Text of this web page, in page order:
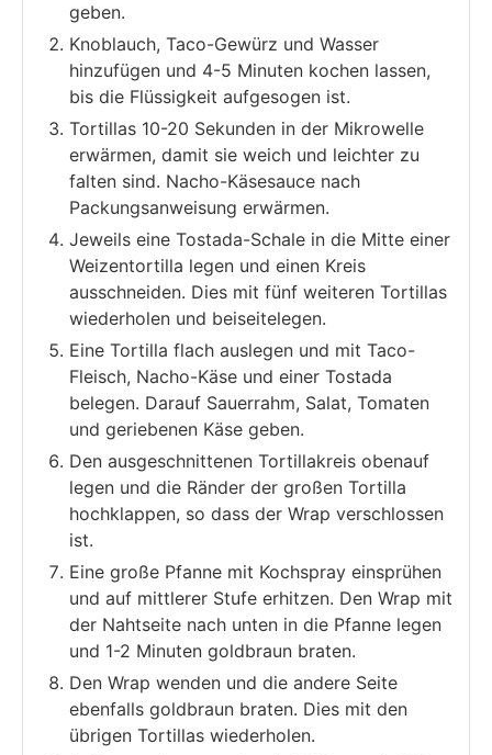
geben.
Knoblauch, Taco-Gewürz und Wasser
hinzufügen und 4-5 Minuten kochen lassen,
bis die Flüssigkeit aufgesogen ist.
Tortillas 10-20 Sekunden in der Mikrowelle
erwärmen, damit sie weich und leichter zu
falten sind. Nacho-Käsesauce nach
Packungsanweisung erwärmen.
Jeweils eine Tostada-Schale in die Mitte einer
Weizentortilla legen und einen Kreis
ausschneiden. Dies mit fünf weiteren Tortillas
wiederholen und beiseitelegen.
Eine Tortilla flach auslegen und mit Taco-
Fleisch, Nacho-Käse und einer Tostada
belegen. Darauf Sauerrahm, Salat, Tomaten
und geriebenen Käse geben.
Den ausgeschnittenen Tortillakreis obenauf
legen und die Ränder der großen Tortilla
hochklappen, so dass der Wrap verschlossen
ist.
Eine große Pfanne mit Kochspray einsprühen
und auf mittlerer Stufe erhitzen. Den Wrap mit
der Nahtseite nach unten in die Pfanne legen
und 1-2 Minuten goldbraun braten.
Den Wrap wenden und die andere Seite
ebenfalls goldbraun braten. Dies mit den
übrigen Tortillas wiederholen.